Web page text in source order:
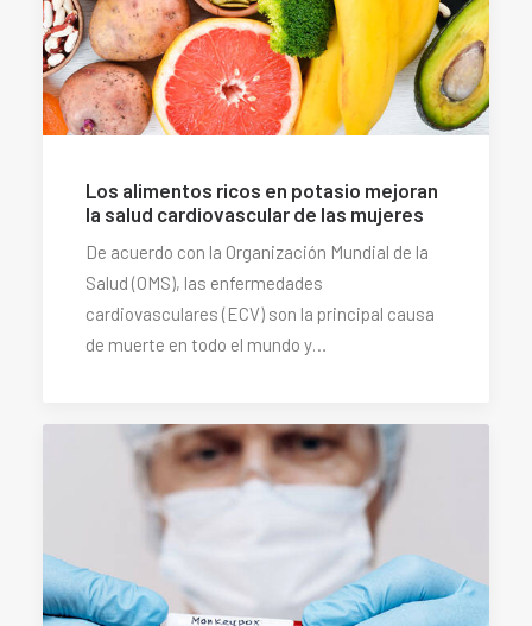
Los alimentos ricos en potasio mejoran
la salud cardiovascular de las mujeres
De acuerdo con la Organización Mundial de la
Salud (OMS), las enfermedades
cardiovasculares (ECV) son la principal causa
de muerte en todo el mundo y…